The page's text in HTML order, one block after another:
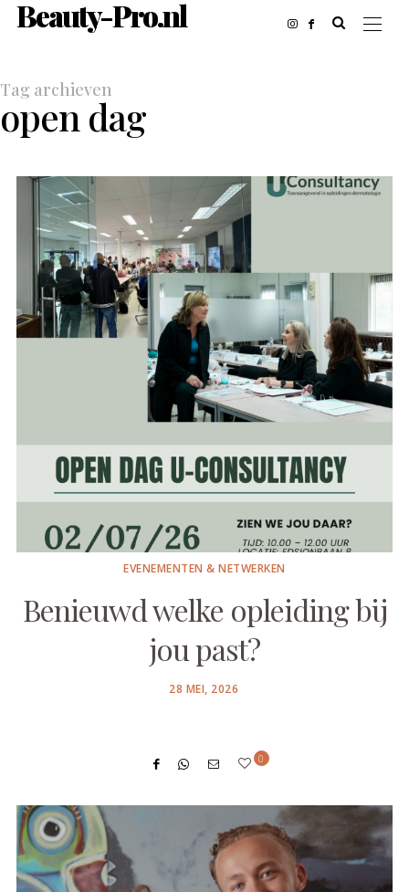
Beauty-Pro.nl
Tag archieven
open dag
EVENEMENTEN & NETWERKEN
Benieuwd welke opleiding bij
jou past?
POSTED
28 MEI, 2026
0